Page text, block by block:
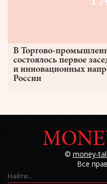
В Торгово-
состоялось первое
и инновационных
России
©money-
Все